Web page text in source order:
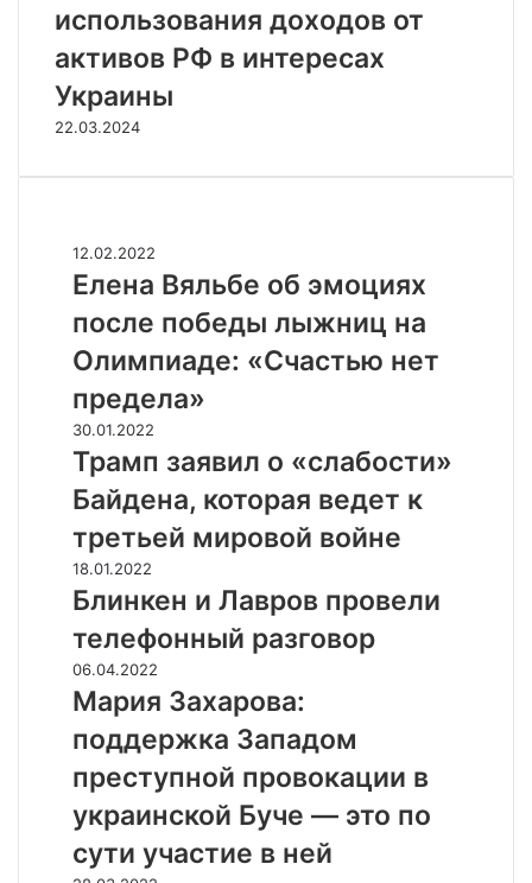
использования доходов от
активов РФ в интересах
Украины
22.03.2024
Е
л
а
я
л
ь
б
е
б
э
м
ц
и
я
п
о
л
е
п
12.02.2022
Елена Вяльбе об эмоциях
после победы лыжниц на
Олимпиаде: «Счастью нет
предела»
Т
р
м
п
а
я
в
и
л
о
с
л
б
о
с
30.01.2022
Трамп заявил о «слабости»
Байдена, которая ведет к
третьей мировой войне
Б
л
к
е
и
Л
а
в
о
18.01.2022
Блинкен и Лавров провели
телефонный разговор
М
а
я
а
х
а
06.04.2022
Мария Захарова:
поддержка Западом
преступной провокации в
украинской Буче — это по
сути участие в ней